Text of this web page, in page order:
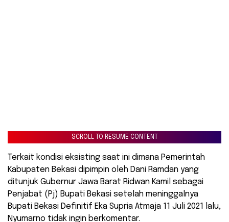
SCROLL TO RESUME CONTENT
Terkait kondisi eksisting saat ini dimana Pemerintah
Kabupaten Bekasi dipimpin oleh Dani Ramdan yang
ditunjuk Gubernur Jawa Barat Ridwan Kamil sebagai
Penjabat (Pj) Bupati Bekasi setelah meninggalnya
Bupati Bekasi Definitif Eka Supria Atmaja 11 Juli 2021 lalu,
Nyumarno tidak ingin berkomentar.